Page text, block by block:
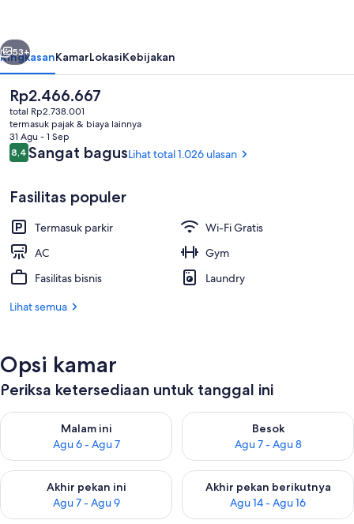
Kamar Deluks, 2 Tempat Tidur
Berikutnya
53+
RingkasanKamarLokasiKebijakan
Harga
saat
ini
Rp2.466.667
Rp2.466.667
total Rp2.738.001
termasuk pajak & biaya lainnya
31 Agu - 1 Sep
Ulasan
8,48,4 dari 10
Sangat bagusLihat total 1.026 ulasan
Fasilitas populer
Termasuk parkir
Wi-Fi Gratis
AC
Gym
Fasilitas bisnis
Laundry
Lihat semua
Opsi kamar
Periksa ketersediaan untuk tanggal ini
Malam ini
Agu 6 - Agu 7
Periksa ketersediaan untuk malam ini Agu 6 - Agu 7
Besok
Agu 7 - Agu 8
Periksa ketersediaan untuk
Akhir pekan ini
Agu 7 - Agu 9
Periksa ketersediaan untuk akhir pekan ini Agu 7 - Agu 9
Akhir pekan berikutnya
Agu 14 - Agu 16
Periksa ketersediaan untuk